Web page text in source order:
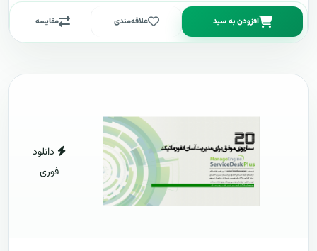
افزودن به سبد علاقه‌مندی مقایسه
دانلود
فوری